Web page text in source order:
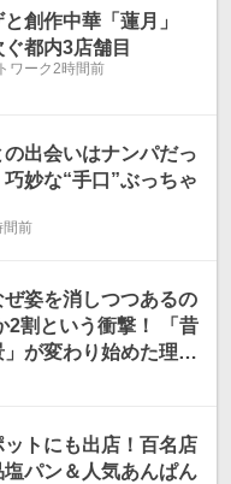
と創作中華「蓮月」
都内3店舗目
ワーク 2時間前
出会いはナンパだっ
妙な“手口”ぶっちゃ
間前
ぜ姿を消しつつあるの
2割という衝撃！ 「昔
が変わり始めた理由
ットにも出店！百名店
パン＆人気あんぱん